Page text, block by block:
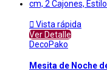
 Vista rápida
Ver Detalle
DecoPako
Mesita de Noche